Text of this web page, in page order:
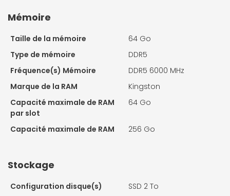
Mémoire
Taille de la mémoire
64 Go
Type de mémoire
DDR5
Fréquence(s) Mémoire
DDR5 6000 MHz
Marque de la RAM
Kingston
Capacité maximale de RAM
par slot
64 Go
Capacité maximale de RAM 256 Go
Stockage
Configuration disque(s)
SSD 2 To